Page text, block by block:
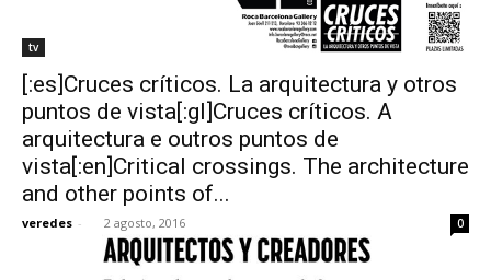
tv
[:es]Cruces críticos. La arquitectura y otros
puntos de vista[:gl]Cruces críticos. A
arquitectura e outros puntos de
vista[:en]Critical crossings. The architecture
and other points of...
veredes - 2 agosto, 2016 0